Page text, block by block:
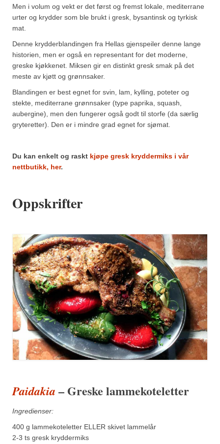
Mirepoix
Norsk fjordkrydder
Paprikapulver, edelsøtt
Paprikapulver, pikant
Parisisk pepper
Purreløk (tørket)
Quatre épices
Sar (bønneurt)
Selleriblader
Smaken av skog
Tapaskrydder
Tomatflak
Om oss
Kontakt oss
Men i volum og vekt er det først og fremst lokale, mediterrane
urter og krydder som ble brukt i gresk, bysantinsk og tyrkisk
mat.
Denne krydderblandingen fra Hellas gjenspeiler denne lange
historien, men er også en representant for det moderne,
greske kjøkkenet. Miksen gir en distinkt gresk smak på det
meste av kjøtt og grønnsaker.
Blandingen er best egnet for svin, lam, kylling, poteter og
stekte, mediterrane grønnsaker (type paprika, squash,
aubergine), men den fungerer også godt til storfe (da særlig
gryteretter). Den er i mindre grad egnet for sjømat.
Du kan enkelt og raskt kjøpe gresk kryddermiks i vår
nettbutikk, her.
Oppskrifter
Paidakia – Greske lammekoteletter
Ingredienser:
400 g lammekoteletter ELLER skivet lammelår
2-3 ts gresk kryddermiks